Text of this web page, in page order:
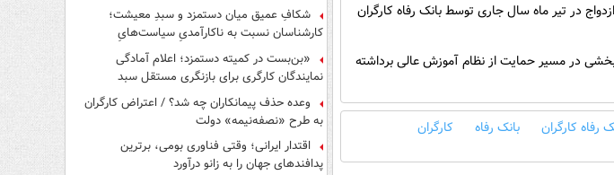
در مسیر حمایت از نظام آموزش عالی برداشته
رفاه کارگران بانک رفاه
کارگران
شکافِ عمیق میان دستمزد و سبدِ معیشت؛
کارشناسان نسبت به ناکارآمدیِ سیاست‌هایِ
حمایتی هشدار دادند
«بن‌بست در کمیته دستمزد؛ اعلام آمادگی
نمایندگان کارگری برای بازنگری مستقل سبد
وعده حذف پیمانکاران چه شد؟ / اعتراض کارگران
به طرح «نصفه‌نیمه» دولت
اقتدار ایرانی؛ وقتی فناوری بومی، برترین
پدافندهای جهان را به زانو درآورد